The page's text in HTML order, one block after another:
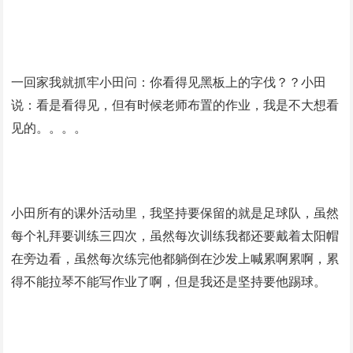
一回家我就抓牢小田问：你看得见黑板上的字伐？？小田
说：看是看得见，但有时候老师布置的作业，我是不大想看
见的。。。。
小田所有的课外活动里，我坚持要保留的就是足球队，虽然
每个礼拜要训练三四次，虽然每次训练我都还要戴着太阳帽
在旁边看，虽然每次练完他都躺倒在沙发上喊累啊累啊，累
得不能拉琴不能写作业了啊，但是我还是坚持要他踢球。